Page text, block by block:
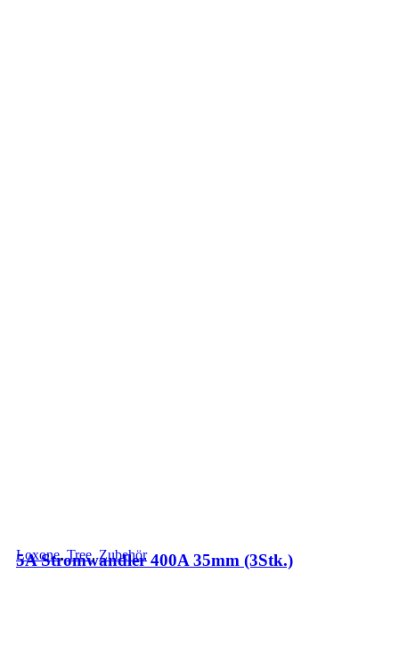
5A Stromwandler 400A 35mm (3Stk.)
Loxone,Tree,Zubehör